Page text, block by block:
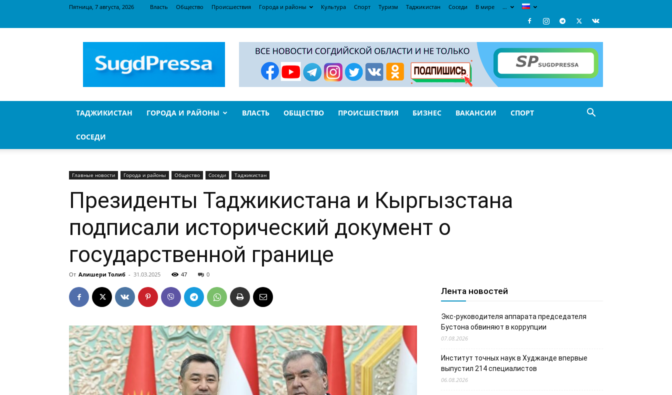
Пятница, 7 августа, 2026 Власть Общество Происшествия Города и районы Культура Спорт Туризм Таджикистан Соседи В мире …
ТАДЖИКИСТАН ГОРОДА И РАЙОНЫ ВЛАСТЬ ОБЩЕСТВО ПРОИСШЕСТВИЯ БИЗНЕС ВАКАНСИИ СПОРТ
СОСЕДИ
Главные новости Города и районы Общество Соседи Таджикистан
Президенты Таджикистана и Кыргызстана
подписали исторический документ о
государственной границе
От Алишери Толиб - 31.03.2025 47 0
Лента новостей
Экс-руководителя аппарата председателя
Бустона обвиняют в коррупции
07.08.2026
Институт точных наук в Худжанде впервые
выпустил 214 специалистов
06.08.2026